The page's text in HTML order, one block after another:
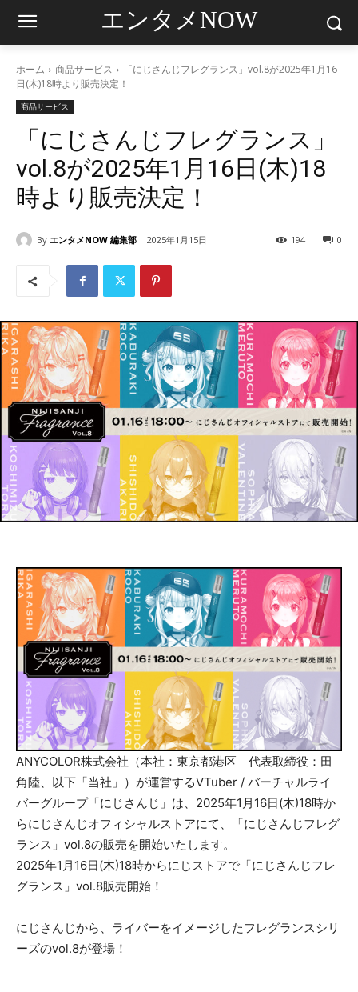
エンタメNOW
ホーム 商品サービス
「にじさんじフレグランス」vol.8が2025年1月16
日(木)18時より販売決定！
商品サービス
「にじさんじフレグランス」
vol.8が2025年1月16日(木)18
時より販売決定！
By エンタメNOW 編集部 2025年1月15日 0
194
ANYCOLOR株式会社（本社：東京都港区 代表取締役：田
角陸、以下「当社」）が運営するVTuber / バーチャルライ
バーグループ「にじさんじ」は、2025年1月16日(木)18時か
らにじさんじオフィシャルストアにて、「にじさんじフレグ
ランス」vol.8の販売を開始いたします。
2025年1月16日(木)18時からにじストアで「にじさんじフレ
グランス」vol.8販売開始！
にじさんじから、ライバーをイメージしたフレグランスシリ
ーズのvol.8が登場！